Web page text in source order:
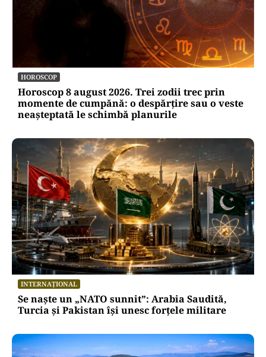
HOROSCOP
Horoscop 8 august 2026. Trei zodii trec prin
momente de cumpănă: o despărțire sau o veste
neașteptată le schimbă planurile
INTERNAȚIONAL
Se naște un „NATO sunnit”: Arabia Saudită,
Turcia și Pakistan își unesc forțele militare